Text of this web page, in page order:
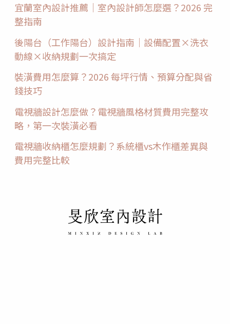
宜蘭室內設計推薦｜室內設計師怎麼選？2026 完
整指南
後陽台（工作陽台）設計指南｜設備配置×洗衣
動線×收納規劃一次搞定
裝潢費用怎麼算？2026 每坪行情、預算分配與省
錢技巧
電視牆設計怎麼做？電視牆風格材質費用完整攻
略，第一次裝潢必看
電視牆收納櫃怎麼規劃？系統櫃vs木作櫃差異與
費用完整比較